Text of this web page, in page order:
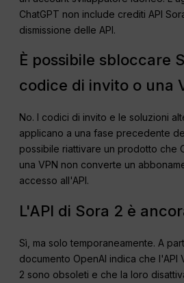
ChatGPT non include crediti API
dismissione delle API.
È possibile sbloccare
codice di invito o una
No. I codici di invito e le soluzioni
applicano a una fase precedente
possibile riattivare un prodotto che
una VPN non converte un
accesso all'API.
L'API di Sora 2 è
Sì, ma solo temporaneamente. A
documento OpenAI indica che l'API
2 sono obsoleti e che la loro